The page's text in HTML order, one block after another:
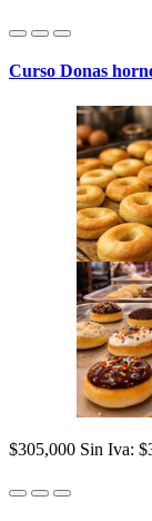
Curso Donas
$305,000 Sin Iva: